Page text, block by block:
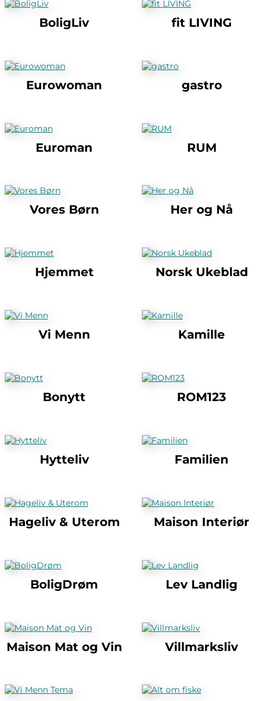
BoligLiv fit LIVING
Eurowoman gastro
Euroman RUM
Vores Børn Her og Nå
Hjemmet Norsk Ukeblad
Vi Menn Kamille
Bonytt ROM123
Hytteliv Familien
Hageliv & Uterom Maison Interiør
BoligDrøm Lev Landlig
Maison Mat og Vin Villmarksliv